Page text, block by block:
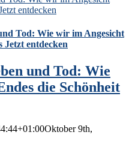
entdecken
Tod: Wie wir im Angesicht
Jetzt entdecken
und Tod: Wie
die Schönheit
Oktober 9th,